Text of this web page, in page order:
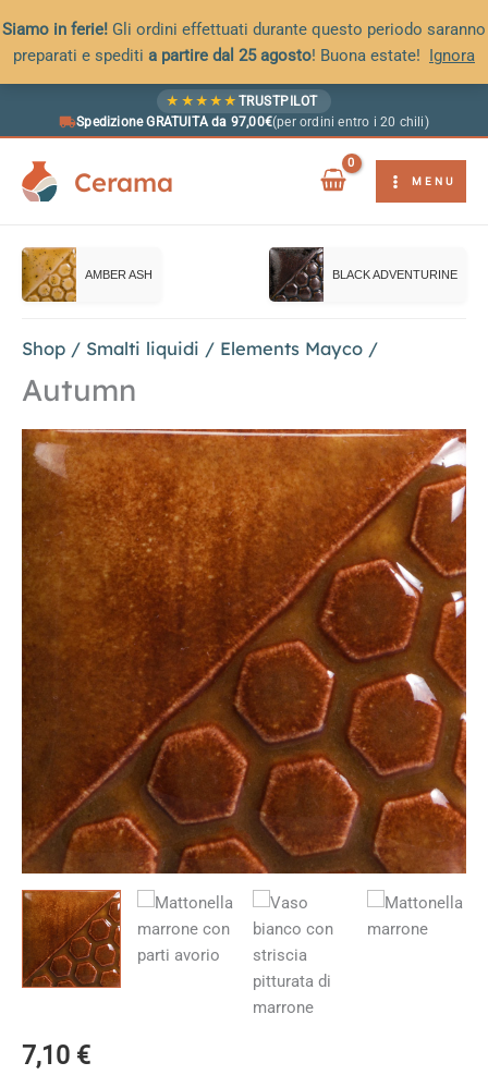
Siamo in ferie! Gli ordini effettuati durante questo periodo saranno
preparati e spediti a partire dal 25 agosto! Buona estate! Ignora
★ ★ ★ ★ ★ TRUSTPILOT
Spedizione GRATUITA da 97,00€(per ordini entro i 20 chili)
Cerama MENU
AMBER ASH BLACK ADVENTURINE
Shop / Smalti liquidi / Elements Mayco /
Autumn
7,10 €